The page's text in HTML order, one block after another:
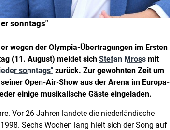
sonntags"
wegen der Olympia-Übertragungen im Ersten
(11. August) meldet sich Stefan Mross mit
sonntags" zurück. Zur gewohnten Zeit um
Open-Air-Show aus der Arena im Europa-
einige musikalische Gäste eingeladen.
Vor 26 Jahren landete die niederländische
Sechs Wochen lang hielt sich der Song auf